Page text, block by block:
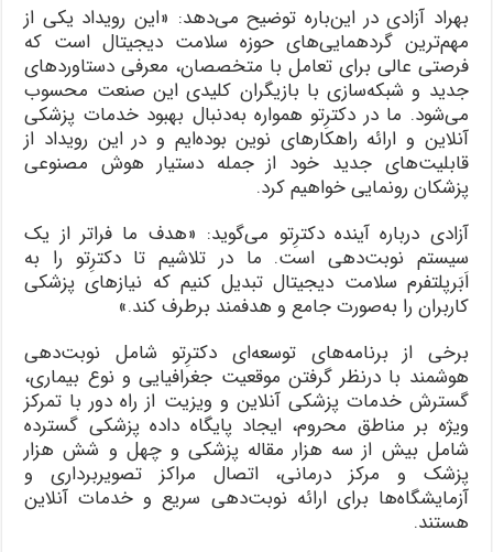
بهراد آزادی در این‌باره توضیح می‌دهد: «این رویداد یکی از
مهم‌ترین گردهمایی‌های حوزه سلامت دیجیتال است که
فرصتی عالی برای تعامل با متخصصان، معرفی دستاوردهای
جدید و شبکه‌سازی با بازیگران کلیدی این صنعت محسوب
می‌شود. ما در دکترِتو همواره به‌دنبال بهبود خدمات پزشکی
آنلاین و ارائه راهکارهای نوین بوده‌ایم و در این رویداد از
قابلیت‌های جدید خود از جمله دستیار هوش مصنوعی
پزشکان رونمایی خواهیم کرد.
آزادی درباره آینده دکترِتو می‌گوید: «هدف ما فراتر از یک
سیستم نوبت‌دهی است. ما در تلاشیم تا دکترِتو را به
اَبَرپلتفرم سلامت دیجیتال تبدیل کنیم که نیازهای پزشکی
کاربران را به‌صورت جامع و هدفمند برطرف کند.»
برخی از برنامه‌های توسعه‌ای دکترِتو شامل نوبت‌دهی
هوشمند با درنظر گرفتن موقعیت جغرافیایی و نوع بیماری،
گسترش خدمات پزشکی آنلاین و ویزیت از راه دور با تمرکز
ویژه بر مناطق محروم، ایجاد پایگاه داده پزشکی گسترده
شامل بیش از سه هزار مقاله پزشکی و چهل و شش هزار
پزشک و مرکز درمانی، اتصال مراکز تصویربرداری و
آزمایشگاه‌ها برای ارائه نوبت‌دهی سریع و خدمات آنلاین
هستند.